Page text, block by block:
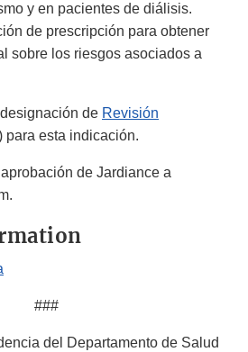
y en pacientes de diálisis.
de prescripción para obtener
sobre los riesgos asociados a
de Revisión
para esta indicación.
de Jardiance a
###
del Departamento de Salud